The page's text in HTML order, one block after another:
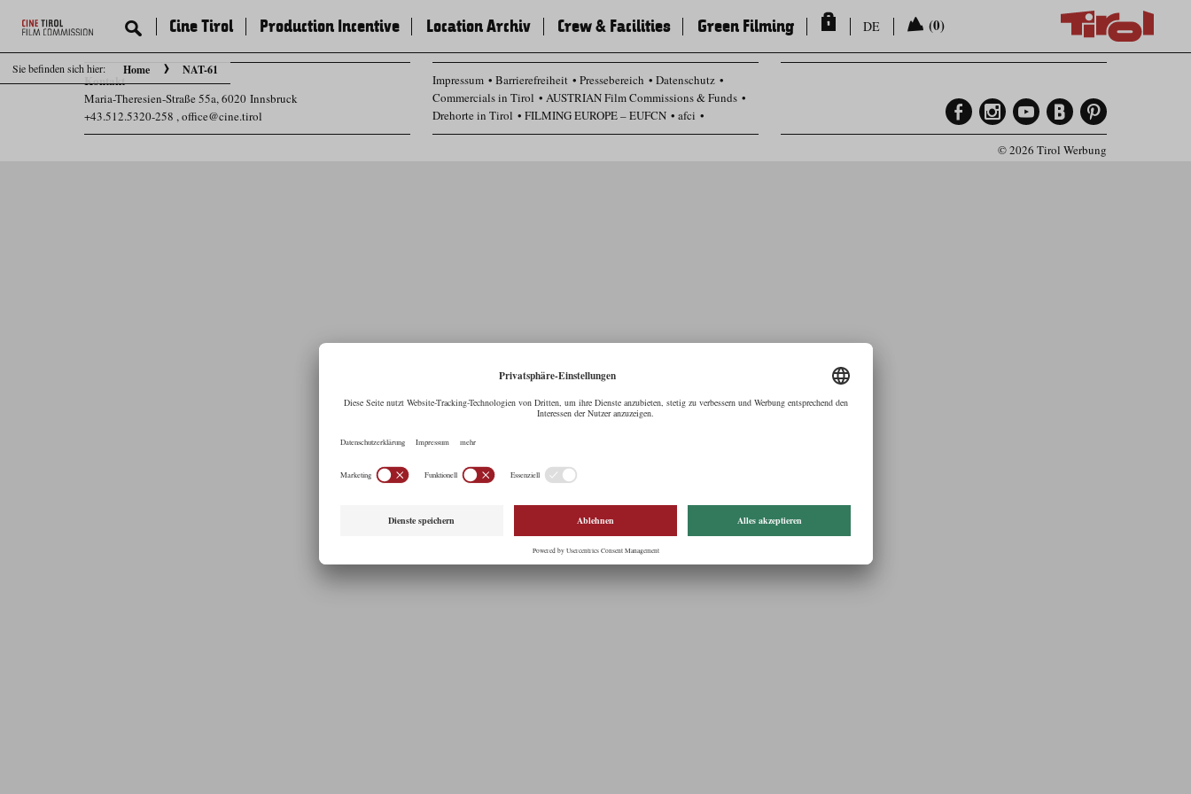
Sie befinden sich hier: Home NAT-61
Cine Tirol Production Incentive Location Archiv Crew & Facilities Green Filming DE (0)
Kontakt
Maria-Theresien-Straße 55a, 6020 Innsbruck
+43.512.5320-258 ,office@cine.tirol
Impressum Barrierefreiheit Pressebereich
Datenschutz
Commercials in Tirol
AUSTRIAN Film Commissions & Funds
Drehorte in Tirol
FILMING EUROPE – EUFCN
afci
Datenschutz Einstellungen
© 2026 Tirol Werbung